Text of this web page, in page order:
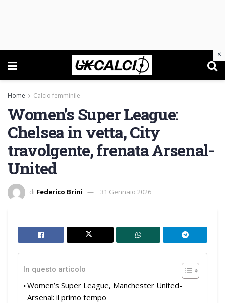
Home Calcio femminile
Women’s Super League:
Chelsea in vetta, City
travolgente, frenata Arsenal-
United
di Federico Brini 31 Gennaio 2026
In questo articolo
Women’s Super League, Manchester United-
Arsenal: il primo tempo
×